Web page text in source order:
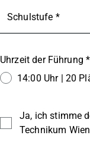
Schulstufe *
Uhrzeit der Führung *
14:00 Uhr | 20
Ja, ich stimme
Technikum